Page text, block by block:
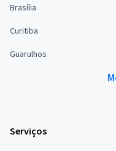
Brasília
Curitiba
Guarulhos
Serviços